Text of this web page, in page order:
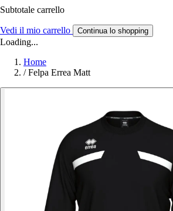
Subtotale carrello
Vedi il mio carrello Continua lo shopping
Loading...
Home
/ Felpa Errea Matt